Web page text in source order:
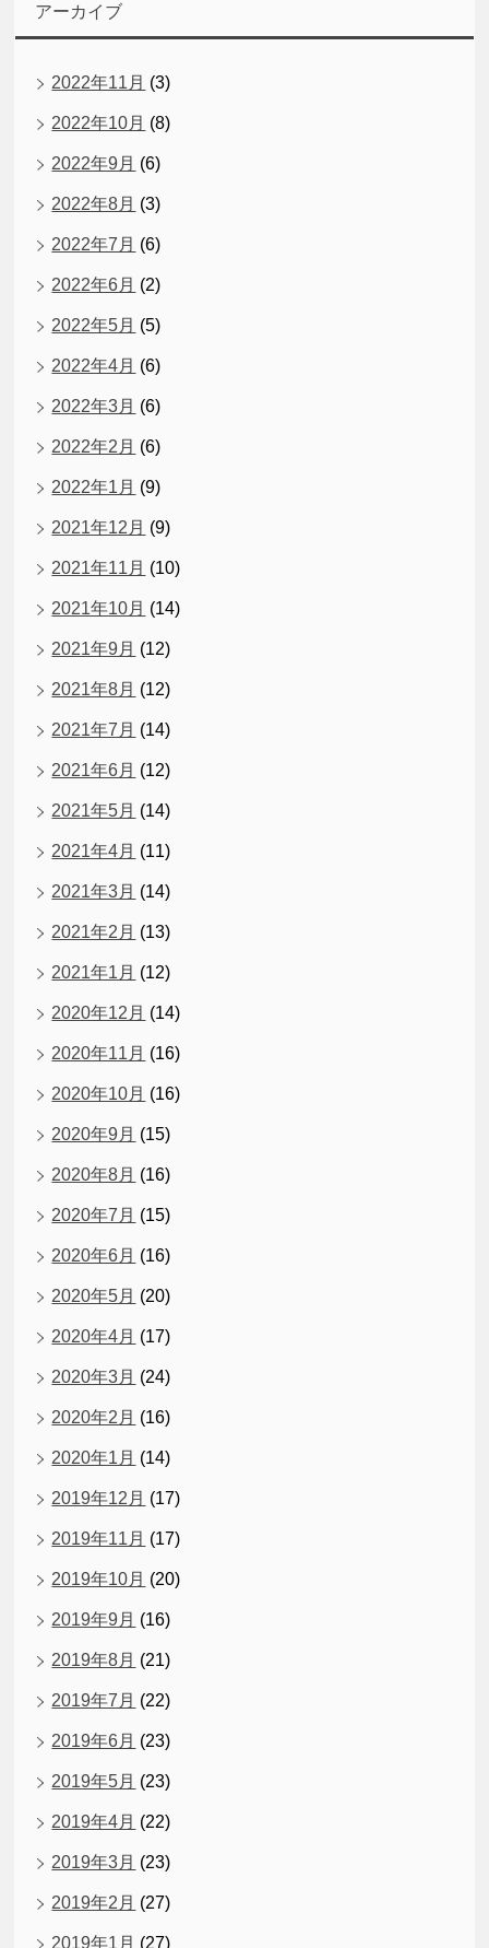
アーカイブ
2022年11月 (3)
2022年10月 (8)
2022年9月 (6)
2022年8月 (3)
2022年7月 (6)
2022年6月 (2)
2022年5月 (5)
2022年4月 (6)
2022年3月 (6)
2022年2月 (6)
2022年1月 (9)
2021年12月 (9)
2021年11月 (10)
2021年10月 (14)
2021年9月 (12)
2021年8月 (12)
2021年7月 (14)
2021年6月 (12)
2021年5月 (14)
2021年4月 (11)
2021年3月 (14)
2021年2月 (13)
2021年1月 (12)
2020年12月 (14)
2020年11月 (16)
2020年10月 (16)
2020年9月 (15)
2020年8月 (16)
2020年7月 (15)
2020年6月 (16)
2020年5月 (20)
2020年4月 (17)
2020年3月 (24)
2020年2月 (16)
2020年1月 (14)
2019年12月 (17)
2019年11月 (17)
2019年10月 (20)
2019年9月 (16)
2019年8月 (21)
2019年7月 (22)
2019年6月 (23)
2019年5月 (23)
2019年4月 (22)
2019年3月 (23)
2019年2月 (27)
2019年1月 (27)